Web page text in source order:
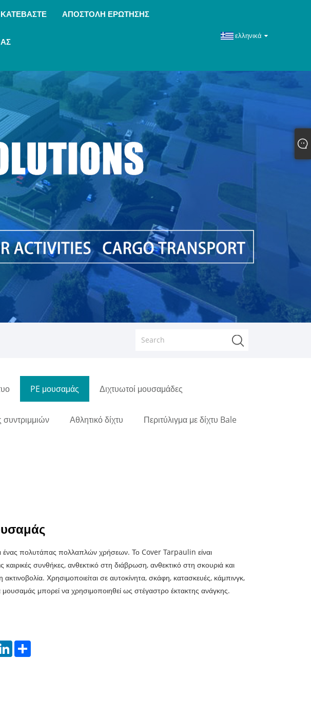
ΚΑΤΕΒΆΣΤΕ ΑΠΟΣΤΟΛΉ ΕΡΏΤΗΣΗΣ
ελληνικά
PE μουσαμάς Διχτυωτοί μουσαμάδες
συντριμμιών Αθλητικό δίχτυ Περιτύλιγμα με δίχτυ Bale
ένας πολυτάπας πολλαπλών χρήσεων. Το Cover Tarpaulin είναι
καιρικές συνθήκες, ανθεκτικό στη διάβρωση, ανθεκτικό στη σκουριά και
Χρησιμοποιείται σε αυτοκίνητα, σκάφη, κατασκευές, κάμπινγκ,
μπορεί να χρησιμοποιηθεί ως στέγαστρο έκτακτης ανάγκης.
LinkedIn